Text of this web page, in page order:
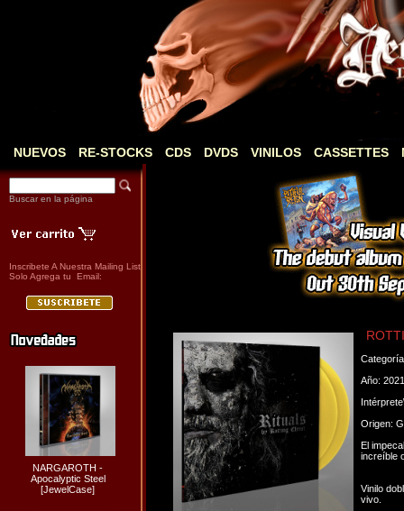
NUEVOS RE-STOCKS CDS DVDS VINILOS CASSETTES
Buscar en la página
Inscribete A Nuestra Mailing List
Solo Agrega tu Email:
NARGAROTH -
Apocalyptic Steel
[JewelCase]
Año: 2021
Origen:
El
increíble
Vinilo
vivo.